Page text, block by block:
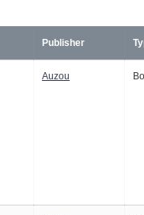
Publisher
Auzou